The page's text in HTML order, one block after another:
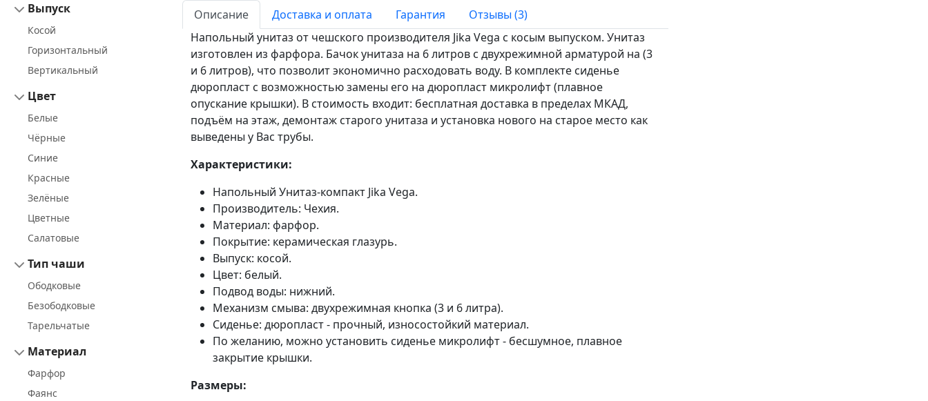
Выпуск
Косой
Горизонтальный
Вертикальный
Цвет
Белые
Чёрные
Синие
Красные
Зелёные
Цветные
Салатовые
Тип чаши
Ободковые
Безободковые
Тарельчатые
Материал
Фарфор
Фаянс
Описание Доставка и оплата Гарантия
Отзывы (3)
Напольный унитаз от чешского производителя Jika Vega с косым выпуском. Унитаз
изготовлен из фарфора. Бачок унитаза на 6 литров с двухрежимной арматурой на (3
и 6 литров), что позволит экономично расходовать воду. В комплекте сиденье
дюропласт с возможностью замены его на дюропласт микролифт (плавное
опускание крышки). В стоимость входит: бесплатная доставка в пределах МКАД,
подъём на этаж, демонтаж старого унитаза и установка нового на старое место как
выведены у Вас трубы.
Характеристики:
Напольный Унитаз-компакт Jika Vega.
Производитель: Чехия.
Материал: фарфор.
Покрытие: керамическая глазурь.
Выпуск: косой.
Цвет: белый.
Подвод воды: нижний.
Механизм смыва: двухрежимная кнопка (3 и 6 литра).
Сиденье: дюропласт - прочный, износостойкий материал.
По желанию, можно установить сиденье микролифт - бесшумное, плавное
закрытие крышки.
Размеры: